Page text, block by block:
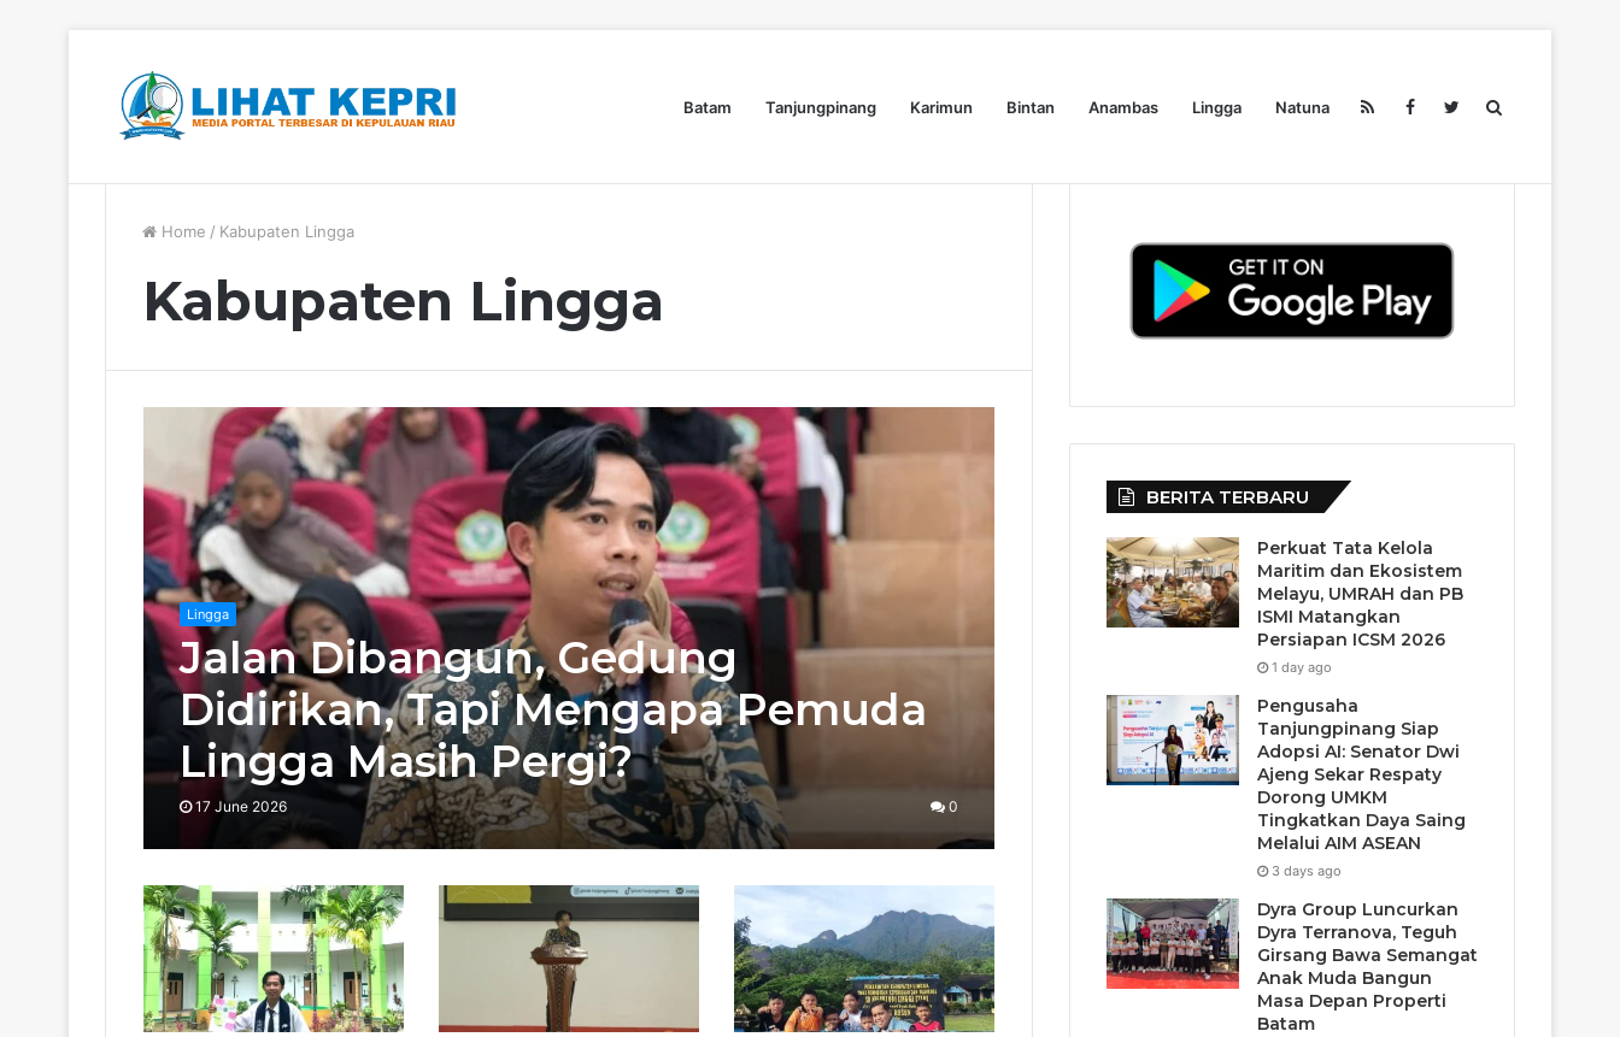
Batam Tanjungpinang Karimun Bintan Anambas Lingga Natuna
Berita Hangat Ekonomi
Home / Kabupaten Lingga
Kabupaten Lingga
Lingga
Jalan Dibangun, Gedung
Didirikan, Tapi Mengapa Pemuda
Lingga Masih Pergi?
17 June 2026 0
BERITA TERBARU
Perkuat Tata Kelola
Maritim dan Ekosistem
Melayu, UMRAH dan PB
ISMI Matangkan
Persiapan ICSM 2026
1 day ago
Pengusaha
Tanjungpinang Siap
Adopsi AI: Senator Dwi
Ajeng Sekar Respaty
Dorong UMKM
Tingkatkan Daya Saing
Melalui AIM ASEAN
3 days ago
Dyra Group Luncurkan
Dyra Terranova, Teguh
Girsang Bawa Semangat
Anak Muda Bangun
Masa Depan Properti
Batam